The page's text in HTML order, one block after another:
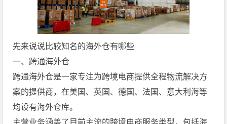
先来说说比较知名的海外仓有哪些
一、跨通海外仓
跨通海外仓是一家专注为跨境电商提供全程物流解决方
案的提供商，在美国、英国、德国、法国、意大利海等
均设有海外仓库。
主营业务涵盖了目前主流的跨境电商服务类型，包括海